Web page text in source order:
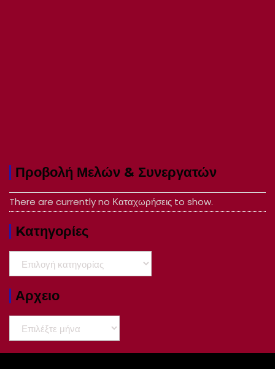
Προβολή Μελών & Συνεργατών
There are currently no Καταχωρήσεις to show.
Kατηγορίες
Αρχειο